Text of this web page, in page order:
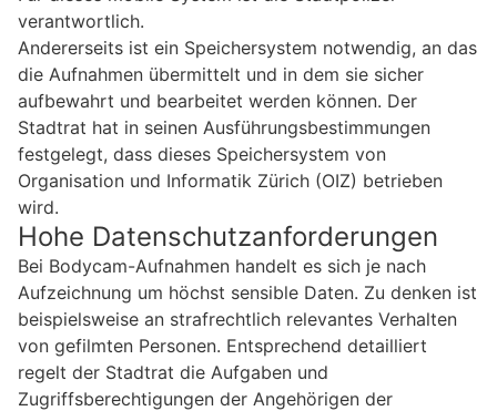
verantwortlich.
Andererseits ist ein Speichersystem notwendig, an das
die Aufnahmen übermittelt und in dem sie sicher
aufbewahrt und bearbeitet werden können. Der
Stadtrat hat in seinen Ausführungsbestimmungen
festgelegt, dass dieses Speichersystem von
Organisation und Informatik Zürich (OIZ) betrieben
wird.
Hohe Datenschutzanforderungen
Bei Bodycam-Aufnahmen handelt es sich je nach
Aufzeichnung um höchst sensible Daten. Zu denken ist
beispielsweise an strafrechtlich relevantes Verhalten
von gefilmten Personen. Entsprechend detailliert
regelt der Stadtrat die Aufgaben und
Zugriffsberechtigungen der Angehörigen der